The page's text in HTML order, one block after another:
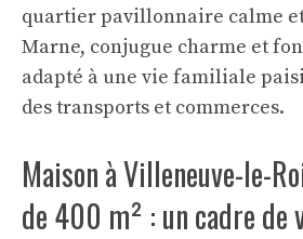
quartier pavillonnaire calme
Marne, conjugue charme et
adapté à une vie familiale
des transports et commerces.
Maison à Villeneuve-le-
de 400 m² : un cadre